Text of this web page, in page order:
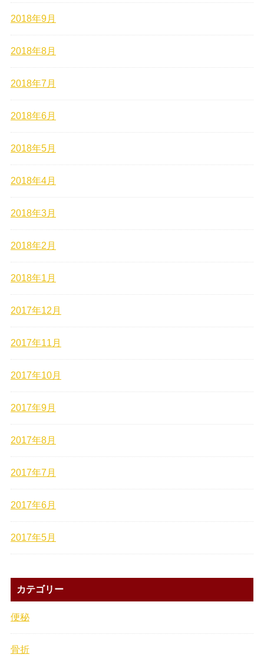
2018年9月
2018年8月
2018年7月
2018年6月
2018年5月
2018年4月
2018年3月
2018年2月
2018年1月
2017年12月
2017年11月
2017年10月
2017年9月
2017年8月
2017年7月
2017年6月
2017年5月
カテゴリー
便秘
骨折